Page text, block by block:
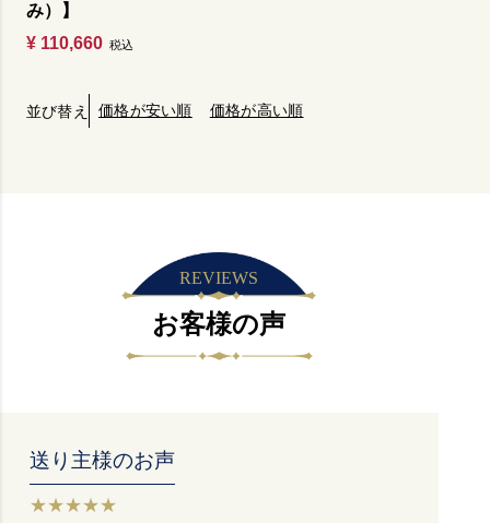
み）】
¥ 110,660 税込
並び替え 価格が安い順 価格が高い順
REVIEWS
お客様の声
送り主様のお声
★★★★★